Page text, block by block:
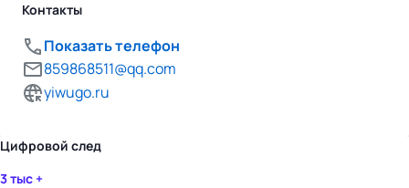
Контакты
Показать телефон
859868511@qq.com
yiwugo.ru
Цифровой след
3 тыс +